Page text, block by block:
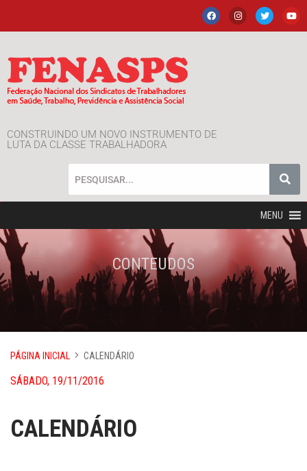
CONSTRUINDO UM NOVO INSTRUMENTO DE
LUTA DA CLASSE TRABALHADORA
MENU
CONTEUDOS
PÁGINA INICIAL CALENDÁRIO
SÁBADO, 19/11/2016
CALENDÁRIO